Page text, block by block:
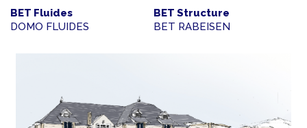
BET Fluides
DOMO FLUIDES
BET Structure
BET RABEISEN